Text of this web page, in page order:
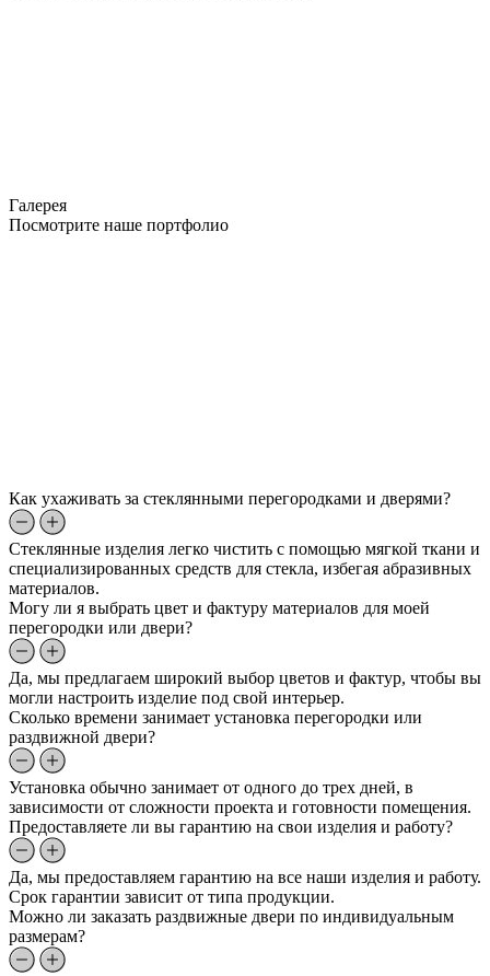
Галерея
Посмотрите наше портфолио
Как ухаживать за стеклянными перегородками и дверями?
Стеклянные изделия легко чистить с помощью мягкой ткани и
специализированных средств для стекла, избегая абразивных
материалов.
Могу ли я выбрать цвет и фактуру материалов для моей
перегородки или двери?
Да, мы предлагаем широкий выбор цветов и фактур, чтобы вы
могли настроить изделие под свой интерьер.
Сколько времени занимает установка перегородки или
раздвижной двери?
Установка обычно занимает от одного до трех дней, в
зависимости от сложности проекта и готовности помещения.
Предоставляете ли вы гарантию на свои изделия и работу?
Да, мы предоставляем гарантию на все наши изделия и работу.
Срок гарантии зависит от типа продукции.
Можно ли заказать раздвижные двери по индивидуальным
размерам?